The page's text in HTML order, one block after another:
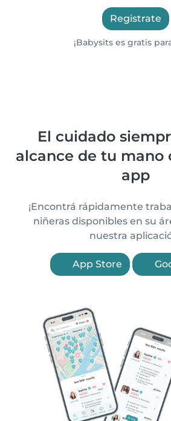
Registrate
¡Babysits es gratis
El cuidado
alcance de tu mano
app
¡Encontrá rápidamente
niñeras disponibles en su
nuestra
App Store